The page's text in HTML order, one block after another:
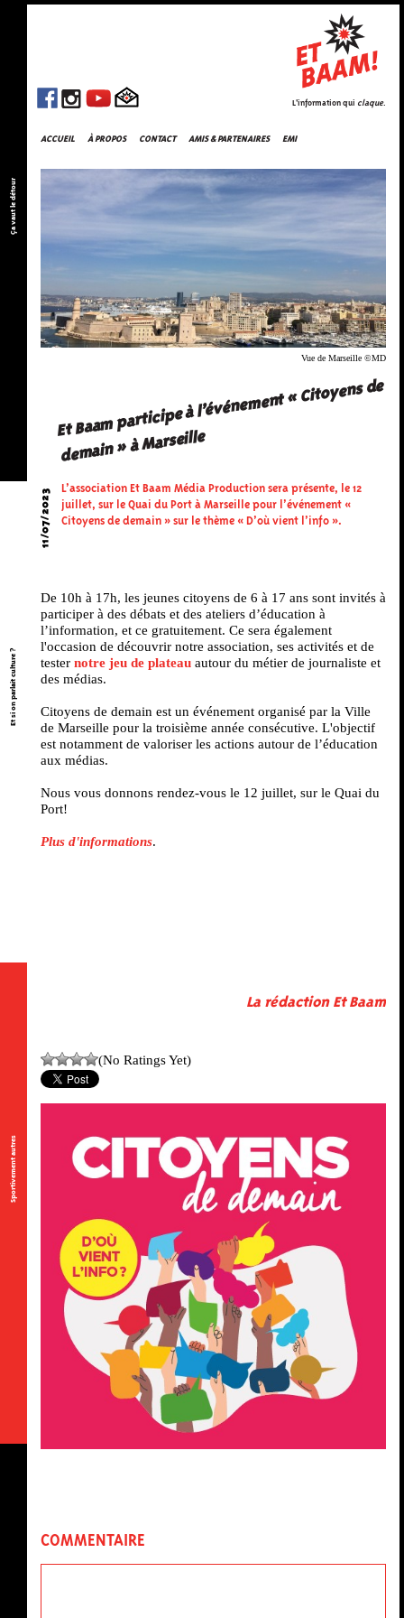
Ça vaut le détour
Et si on parlait culture ?
Sportivement autres
ACCUEIL À PROPOS CONTACT AMIS & PARTENAIRES EMI
L'information qui claque.
Vue de Marseille ©MD
Et Baa
m participe à l’événe
ment « Citoyens de
de
main » à Marseille
11/07/2023
L’association Et Baam Média Production sera présente, le 12
juillet, sur le Quai du Port à Marseille pour l’événement «
Citoyens de demain » sur le thème « D’où vient l’info ».
De 10h à 17h, les jeunes citoyens de 6 à 17 ans sont invités à
participer à des débats et des ateliers d’éducation à
l’information, et ce gratuitement. Ce sera également
l'occasion de découvrir notre association, ses activités et de
tester notre jeu de plateau autour du métier de journaliste et
des médias.
Citoyens de demain est un événement organisé par la Ville
de Marseille pour la troisième année consécutive. L'objectif
est notamment de valoriser les actions autour de l’éducation
aux médias.
Nous vous donnons rendez-vous le 12 juillet, sur le Quai du
Port!
Plus d'informations.
La rédaction Et Baam
(No Ratings Yet)
COMMENTAIRE